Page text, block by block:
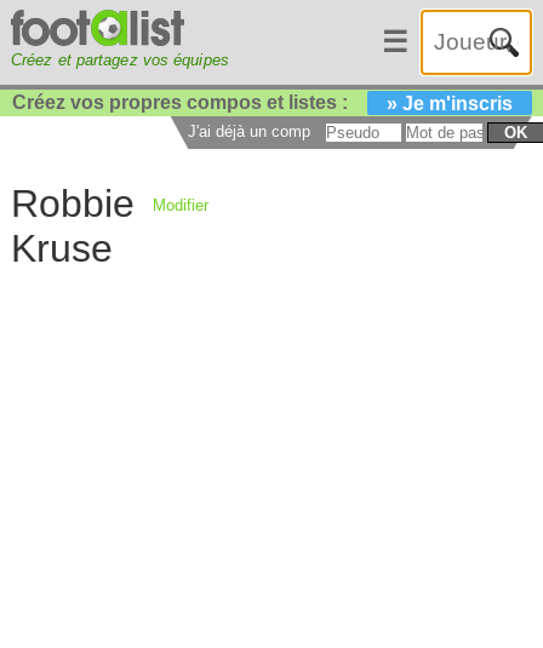
Créez et partagez vos équipes
☰
Créez vos propres compos et listes : » Je m'inscris
J'ai déjà un compte : OK
Robbie
Kruse
Modifier